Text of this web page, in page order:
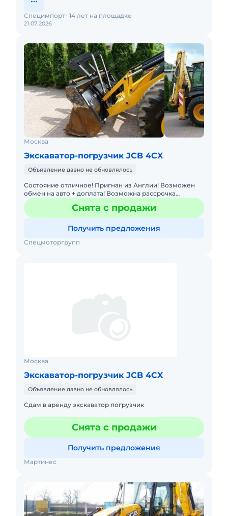
21.07.2026
Специмпорт 14 лет на площадке
Москва
Экскаватор-погрузчик JCB 4CX
Объявление давно не обновлялось
Состояние отличное! Пригнан из Англии! Возможен
обмен на авто + доплата! Возможна рассрочка
платежа до 12 месяцев. Если номер не доступен
звонить на него же в ВСнята с продажи
Получить предложения
Спецмоторгрупп
Москва
Экскаватор-погрузчик JCB 4CX
Объявление давно не обновлялось
Сдам в аренду экскаватор погрузчик
Снята с продажи
Получить предложения
Мартинес